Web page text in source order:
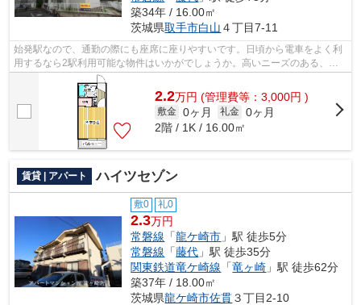
築34年 / 16.00㎡
茨城県取手市白山 ４丁目7-11
始発駅なので、通勤の際にも座席に座りやすいです。日頃から電車をよく利
用するなら2駅利用可能な物件はいかがでしょうか。高いニーズのある、駅
徒歩10分の物件です。移動距離が短くて...
2.2万円 (管理費等：3,000円 )
敷金 0ヶ月 礼金 0ヶ月
2階 / 1K / 16.00㎡
賃貸 | アパート ハイツセゾン
敷0 礼0
2.3万円
常磐線 「龍ケ崎市 」駅 徒歩5分
常磐線 「藤代 」駅 徒歩35分
関東鉄道竜ケ崎線 「竜ヶ崎 」駅 徒歩62分
築37年 / 18.00㎡
茨城県龍ケ崎市佐貫３丁目2-10